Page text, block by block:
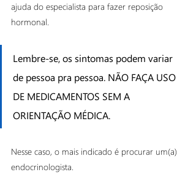
ajuda do especialista para fazer reposição
hormonal.
Lembre-se, os sintomas podem variar
de pessoa pra pessoa. NÃO FAÇA USO
DE MEDICAMENTOS SEM A
ORIENTAÇÃO MÉDICA.
Nesse caso, o mais indicado é procurar um(a)
endocrinologista.